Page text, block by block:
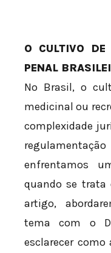
O CULTIVO
PENAL
No Brasil, o
medicinal ou
complexidade
enfrentamos
quando se trata
artigo,
tema com o
esclarecer